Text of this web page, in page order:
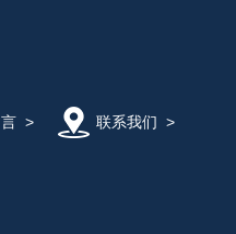
> 联系我们 >